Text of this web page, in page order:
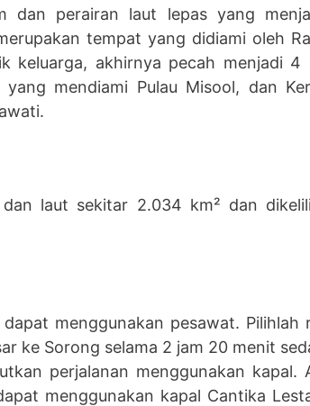
dan perairan laut lepas yang
tempat yang didiami oleh
keluarga, akhirnya pecah menjadi
mendiami Pulau Misool, dan
laut sekitar 2.034 km² dan
menggunakan pesawat.
ke Sorong selama 2 jam 20 menit
perjalanan menggunakan
menggunakan kapal Cantika